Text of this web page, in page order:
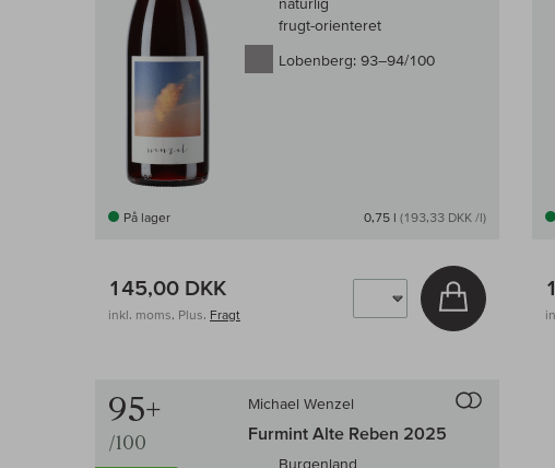
frugt-orienteret
Lobenberg: 93–94/100
På lager 0,75 l (193,33 DKK /l)
145,00 DKK
inkl. moms, Plus. Fragt
Læg i kurv
95+
/100
Michael Wenzel
Furmint Alte Reben 2025
Burgenland